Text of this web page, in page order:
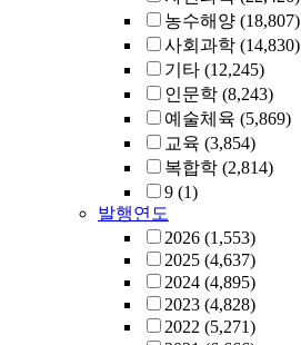
농수해양 (18,807)
사회과학 (14,830)
기타 (12,245)
인문학 (8,243)
예술체육 (5,869)
교육 (3,854)
복합학 (2,814)
9 (1)
발행연도
2026 (1,553)
2025 (4,637)
2024 (4,895)
2023 (4,828)
2022 (5,271)